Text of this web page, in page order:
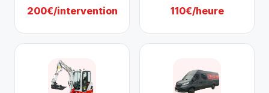
200€/intervention 110€/heure